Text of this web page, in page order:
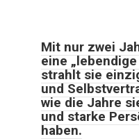
Mit nur zwei
eine
strahlt sie
und
wie die Jahre
und starke
haben.